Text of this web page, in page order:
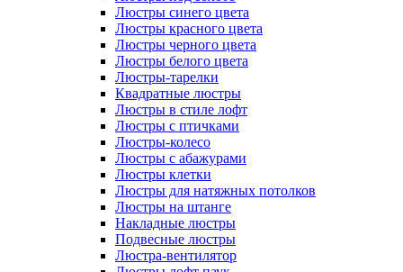
Люстры синего цвета
Люстры красного цвета
Люстры черного цвета
Люстры белого цвета
Люстры-тарелки
Квадратные люстры
Люстры в стиле лофт
Люстры с птичками
Люстры-колесо
Люстры с абажурами
Люстры клетки
Люстры для натяжных потолков
Люстры на штанге
Накладные люстры
Подвесные люстры
Люстра-вентилятор